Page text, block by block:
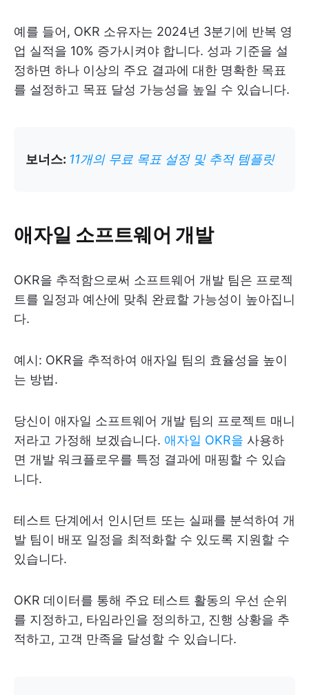
예를 들어, OKR 소유자는 2024년 3분기에 반복 영
업 실적을 10% 증가시켜야 합니다. 성과 기준을 설
정하면 하나 이상의 주요 결과에 대한 명확한 목표
를 설정하고 목표 달성 가능성을 높일 수 있습니다.
보너스: 11개의 무료 목표 설정 및 추적 템플릿
애자일 소프트웨어 개발
OKR을 추적함으로써 소프트웨어 개발 팀은 프로젝
트를 일정과 예산에 맞춰 완료할 가능성이 높아집니
다.
예시: OKR을 추적하여 애자일 팀의 효율성을 높이
는 방법.
당신이 애자일 소프트웨어 개발 팀의 프로젝트 매니
저라고 가정해 보겠습니다. 애자일 OKR을 사용하
면 개발 워크플로우를 특정 결과에 매핑할 수 있습
니다.
테스트 단계에서 인시던트 또는 실패를 분석하여 개
발 팀이 배포 일정을 최적화할 수 있도록 지원할 수
있습니다.
OKR 데이터를 통해 주요 테스트 활동의 우선 순위
를 지정하고, 타임라인을 정의하고, 진행 상황을 추
적하고, 고객 만족을 달성할 수 있습니다.